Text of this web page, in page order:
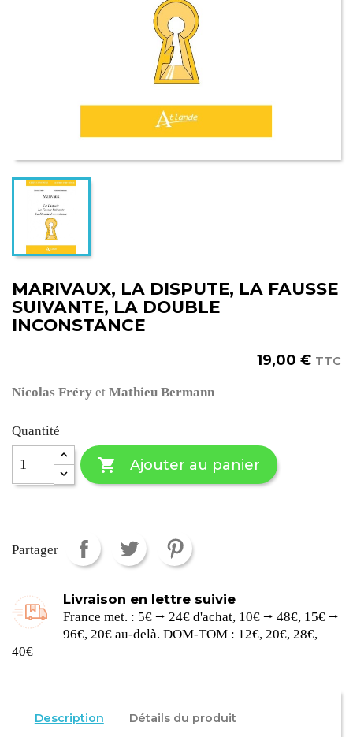
MARIVAUX, LA DISPUTE, LA FAUSSE
SUIVANTE, LA DOUBLE
INCONSTANCE
19,00 € TTC
Nicolas Fréry et Mathieu Bermann
Quantité
 Ajouter au panier
Partager
Livraison en lettre suivie
France met. : 5€ ⭢ 24€ d'achat, 10€ ⭢ 48€, 15€ ⭢
96€, 20€ au-delà. DOM-TOM : 12€, 20€, 28€,
40€
Description
Détails du produit